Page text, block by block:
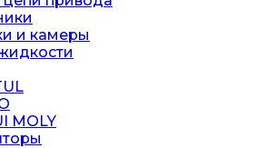
и камеры
MOLY